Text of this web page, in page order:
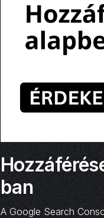
ban
A Google Search